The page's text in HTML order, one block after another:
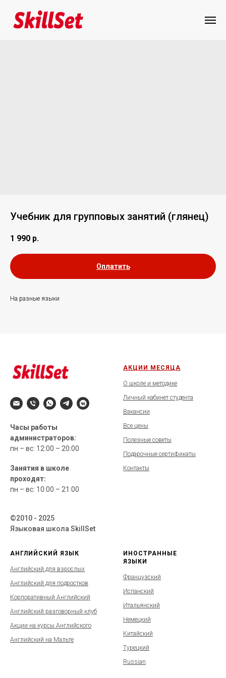
Учебник для групповых занятий (глянец)
1 990 р.
Оплатить
На разные языки
Часы работы
администраторов:
пн – вс: 12:00 – 20:00
Занятия в школе
проходят:
пн – вс: 10:00 – 21:00
©2010 - 2025
Языковая школа SkillSet
АКЦИИ МЕСЯЦА
О школе и методике
Личный кабинет студента
Вакансии
Все цены
Полезные советы
Подарочные сертификаты
Контакты
АНГЛИЙСКИЙ ЯЗЫК
Английский для взрослых
Английский для подростков
Корпоративный Английский
Английский разговорный клуб
Акции на курсы Английского
Английский на Мальте
ИНОСТРАННЫЕ
ЯЗЫКИ
Французский
Испанский
Итальянский
Немецкий
Китайский
Турецкий
Russian